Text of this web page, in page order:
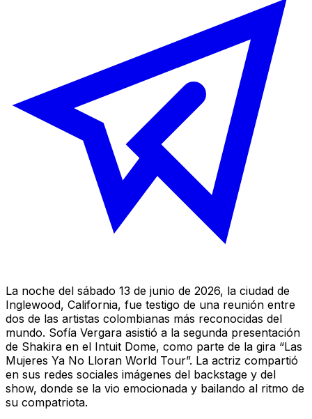
La noche del sábado 13 de junio de 2026, la ciudad de
Inglewood, California, fue testigo de una reunión entre
dos de las artistas colombianas más reconocidas del
mundo. Sofía Vergara asistió a la segunda presentación
de Shakira en el Intuit Dome, como parte de la gira “Las
Mujeres Ya No Lloran World Tour”. La actriz compartió
en sus redes sociales imágenes del backstage y del
show, donde se la vio emocionada y bailando al ritmo de
su compatriota.